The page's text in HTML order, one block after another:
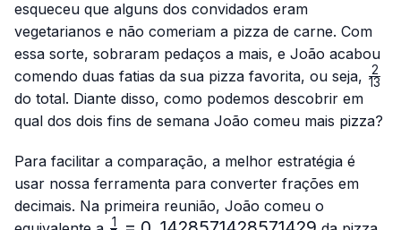
esqueceu que alguns dos convidados eram
vegetarianos e não comeriam a pizza de carne. Com
essa sorte, sobraram pedaços a mais, e João acabou
comendo duas fatias da sua pizza favorita, ou seja, 13
2
do total. Diante disso, como podemos descobrir em
qual dos dois fins de semana João comeu mais pizza?
Para facilitar a comparação, a melhor estratégia é
usar nossa ferramenta para converter frações em
decimais. Na primeira reunião, João comeu o
1